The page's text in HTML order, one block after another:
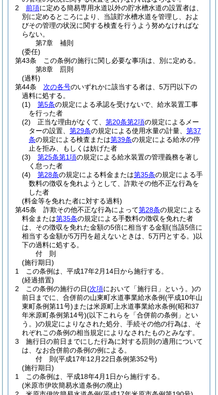
2
前項に定める簡易専用水道以外の貯水槽水道の設置者は、
別に定めるところにより、当該貯水槽水道を管理し、およ
びその管理の状況に関する検査を行うよう努めなければな
らない。
第7章
補則
(委任)
第43条
この条例の施行に関し必要な事項は、別に定める。
第8章
罰則
(過料)
第44条
次の各号のいずれかに該当する者は、5万円以下の
過料に処する。
(1)
第5条の規定による承認を受けないで、給水装置工事
を行った者
(2)
正当な理由がなくて、 第20条第2項の規定によるメー
ターの設置、 第29条の規定による使用水量の計量、 第37
条の規定による検査または第39条の規定による給水の停
止を拒み、もしくは妨げた者
(3)
第25条第1項の規定による給水装置の管理義務を著し
く怠った者
(4)
第28条の規定による料金または第35条の規定による手
数料の徴収を免れようとして、詐欺その他不正な行為を
した者
(料金等を免れた者に対する過料)
第45条
詐欺その他不正な行為によって第28条の規定による
料金または第35条の規定による手数料の徴収を免れた者
は、その徴収を免れた金額の5倍に相当する金額(当該5倍に
相当する金額が5万円を超えないときは、5万円とする。)以
下の過料に処する。
付 則
(施行期日)
1
この条例は、平成17年2月14日から施行する。
(経過措置)
2
この条例の施行の日(次項において「施行日」という。)の
前日までに、合併前の山東町水道事業給水条例(平成10年山
東町条例第11号) または米原町上水道事業給水条例(昭和37
年米原町条例第14号)(以下これらを「合併前の条例」とい
う。)の規定によりなされた処分、手続その他の行為は、そ
れぞれこの条例の相当規定によりなされたものとみなす。
3
施行日の前日までにした行為に対する罰則の適用について
は、なお合併前の条例の例による。
付 則(平成17年12月22日条例第352号)
(施行期日)
1
この条例は、平成18年4月1日から施行する。
(米原市伊吹簡易水道条例の廃止)